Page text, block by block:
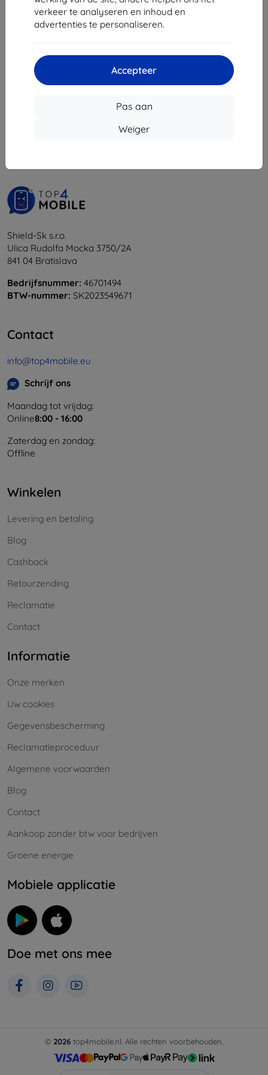
verkeer te analyseren en inhoud en
advertenties te personaliseren.
Accepteer
Pas aan
Weiger
€ 23,30
Shield-Sk s.r.o.
Ulica Rudolfa Mocka 3750/2A
841 04 Bratislava
Bedrijfsnummer: 46701494
BTW-nummer: SK2023549671
Contact
info@top4mobile.eu
Schrijf ons
Maandag tot vrijdag:
Online8:00 - 16:00
Zaterdag en zondag:
Offline
Winkelen
Levering en betaling
Blog
Cashback
Retourzending
Reclamatie
Contact
Informatie
Onze merken
Uw cookies
Gegevensbescherming
Reclamatieproceduur
Algemene voorwaarden
Blog
Contact
Aankoop zonder btw voor bedrijven
Groene energie
Mobiele applicatie
Doe met ons mee
© 2026 top4mobile.nl. Alle rechten voorbehouden.